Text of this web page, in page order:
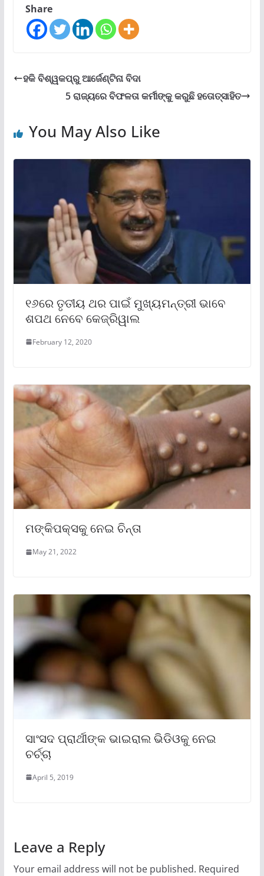
Share
ହକି ବିଶ୍ୱକପ୍ରୁ ଆର୍ଜେଣ୍ଟିନା ବିଦା
5 ରାଜ୍ୟରେ ବିଫଳତା କର୍ମୀଙ୍କୁ କରୁଛି ହତୋତ୍ସାହିତ
You May Also Like
୧୬ରେ ତୃତୀୟ ଥର ପାଇଁ ମୁଖ୍ୟମନ୍ତ୍ରୀ ଭାବେ
ଶପଥ ନେବେ କେଜ୍ରିୱାଲ
February 12, 2020
ମଙ୍କିପକ୍ସକୁ ନେଇ ଚିନ୍ତା
May 21, 2022
ସାଂସଦ ପ୍ରାର୍ଥୀଙ୍କ ଭାଇରାଲ ଭିଡିଓକୁ ନେଇ
ଚର୍ଚ୍ଚା
April 5, 2019
Leave a Reply
Your email address will not be published. Required